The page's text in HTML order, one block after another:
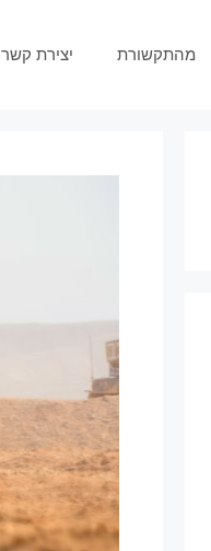
מהתקשורת יצירת קשר